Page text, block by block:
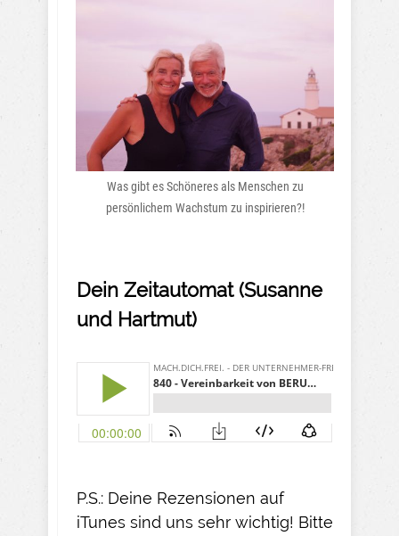
Was gibt es Schöneres als Menschen zu
persönlichem Wachstum zu inspirieren?!
Dein Zeitautomat (Susanne
und Hartmut)
P.S.: Deine Rezensionen auf
iTunes sind uns sehr wichtig! Bitte